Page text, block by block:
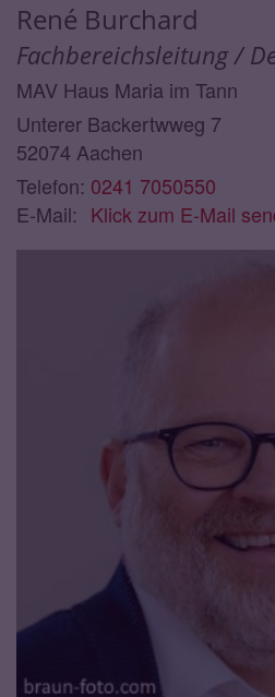
René Burchard
Fachbereichsleitung /
MAV Haus Maria im Tann
Unterer Backertwweg 7
52074 Aachen
Telefon: 0241 7050550
E-Mail: Klick zum E-Mail